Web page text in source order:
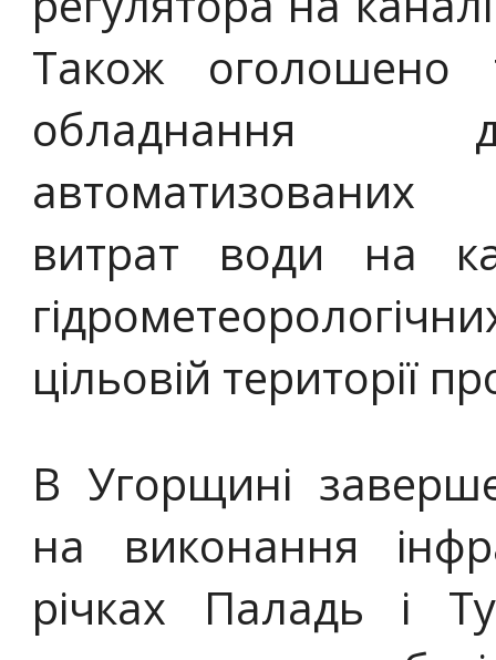
Також оголошено
обладнання
автоматизованих
витрат води на
цільовій території
В Угорщині
на виконання
річках Паладь і